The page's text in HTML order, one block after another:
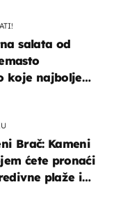
salata od
koje najbolje
Brač: Kameni
ćete pronaći
plaže i